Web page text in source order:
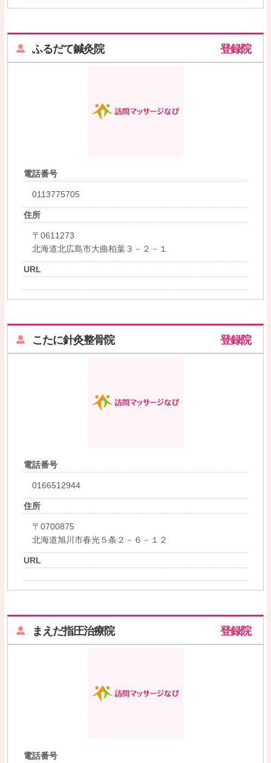
ふるだて鍼灸院 登録院
電話番号
0113775705
住所
〒0611273
北海道北広島市大曲柏葉３－２－１
URL
こたに針灸整骨院 登録院
電話番号
0166512944
住所
〒0700875
北海道旭川市春光５条２－６－１２
URL
まえだ指圧治療院 登録院
電話番号